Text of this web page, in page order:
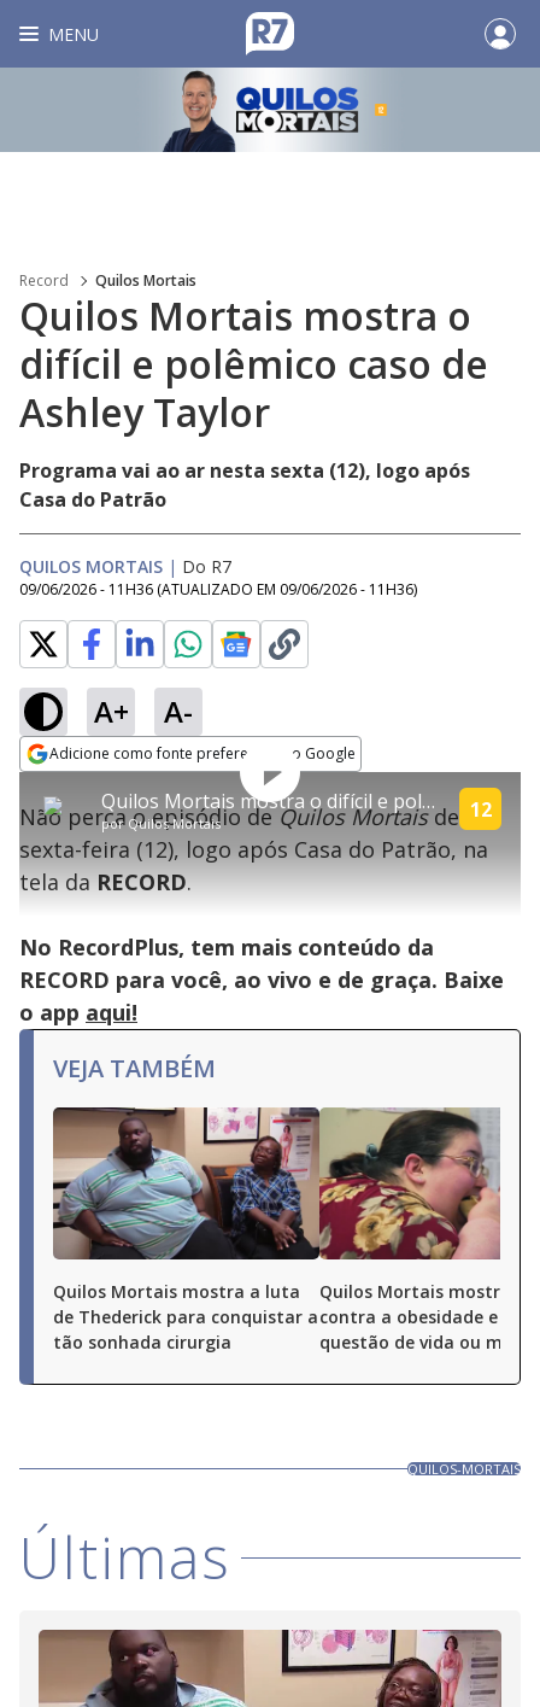
MENU
Record Quilos Mortais
Quilos Mortais mostra o
difícil e polêmico caso de
Ashley Taylor
Programa vai ao ar nesta sexta (12), logo após
Casa do Patrão
QUILOS MORTAIS | Do R7
09/06/2026 - 11H36 (ATUALIZADO EM 09/06/2026 - 11H36)
A+ A-
Adicione como fonte preferencial no Google
Play
Video
Quilos Mortais mostra o difícil e polêmico caso de Ashley Taylor
por Quilos Mortais
12
a
window.
modal
by
the
key
or
Tocar
Vídeo
Quilos Mortais mostra a
luta de Thederick para
conquistar a tão sonhada
cirurgia
Modal
Não perca o episódio deQuilos Mortaisdesta
sexta-feira (12), logo após Casa do Patrão, na
tela daRECORD.
No RecordPlus, tem mais conteúdo da
RECORD para você, ao vivo e de graça. Baixe
o app aqui!
VEJA TAMBÉM
Quilos Mortais mostra a luta
de Thederick para conquistar a
tão sonhada cirurgia
Quilos Mortais mostra a
contra a obesidade e a
questão de vida ou morte
QUILOS-MORTAIS
Últimas